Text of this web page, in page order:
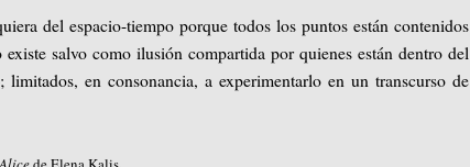
del espacio-tiempo porque todos los puntos están contenidos
salvo como ilusión compartida por quienes están dentro del
en consonancia, a experimentarlo en un transcurso de